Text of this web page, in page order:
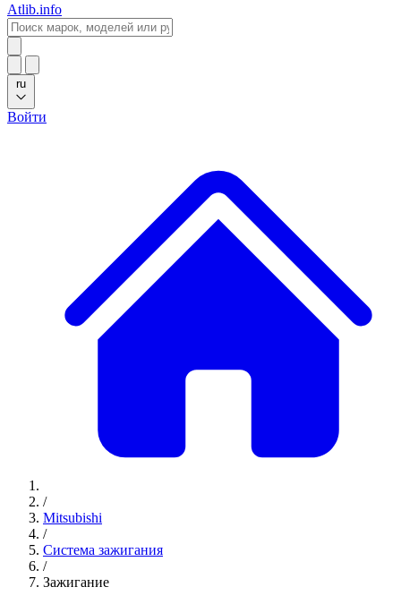
Atlib.info
ru
Войти
/
Mitsubishi
/
Система зажигания
/
Зажигание